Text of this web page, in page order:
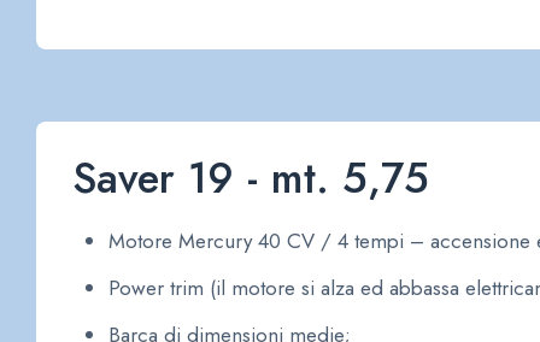
Saver 19 - mt. 5,75
Motore Mercury 40 CV / 4 tempi – accensione
Power trim (il motore si alza ed abbassa
Barca di dimensioni medie;